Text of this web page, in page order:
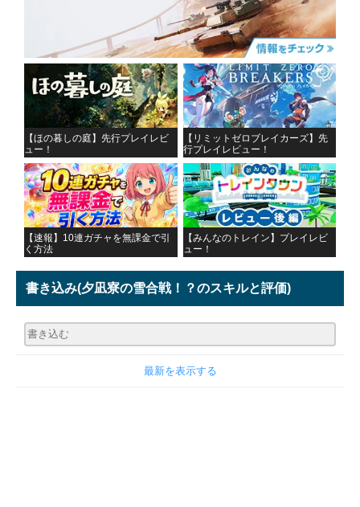
【ほの暮しの庭】先行プレイレビ
ュー！
【リミットゼロブレイカーズ】先
行プレイレビュー！
【速報】10連ガチャを無課金で引
く方法
【みんなのトレイン】プレイレビ
ュー！
書き込み(夕凪寮の雪合戦！？のスキルと評価)
最新を表示する